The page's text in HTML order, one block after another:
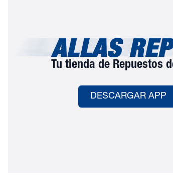
Tu tienda de Repuestos
DESCARGAR APP